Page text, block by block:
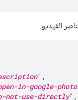
الفيديو.
",
in-google-
not-use-directly",